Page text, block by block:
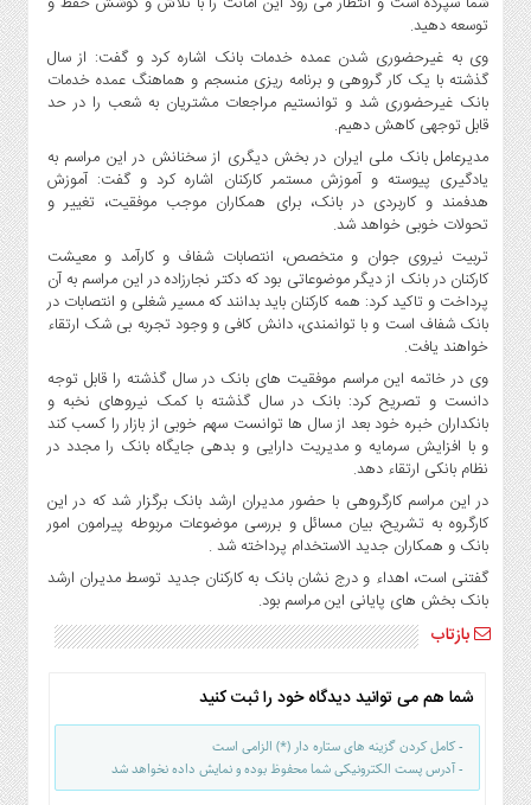
و
صنایع
غذایی
سیاسی
و
بین
الملل
نگاه
روز
گوناگون
توسعه دهید.
وی به غیرحضوری شدن عمده خدمات بانک اشاره کرد و گفت: از سال
گذشته با یک کار گروهی و برنامه ریزی منسجم و هماهنگ عمده خدمات
بانک غیرحضوری شد و توانستیم مراجعات مشتریان به شعب را در حد
قابل توجهی کاهش دهیم.
مدیرعامل بانک ملی ایران در بخش دیگری از سخنانش در این مراسم به
یادگیری پیوسته و آموزش مستمر کارکنان اشاره کرد و گفت: آموزش
هدفمند و کاربردی در بانک، برای همکاران موجب موفقیت، تغییر و
تحولات خوبی خواهد شد.
تربیت نیروی جوان و متخصص، انتصابات شفاف و کارآمد و معیشت
کارکنان در بانک از دیگر موضوعاتی بود که دکتر نجارزاده در این مراسم به آن
پرداخت و تاکید کرد: همه کارکنان باید بدانند که مسیر شغلی و انتصابات در
بانک شفاف است و با توانمندی، دانش کافی و وجود تجربه بی شک ارتقاء
خواهند یافت.
وی در خاتمه این مراسم موفقیت های بانک در سال گذشته را قابل توجه
دانست و تصریح کرد: بانک در سال گذشته با کمک نیروهای نخبه و
بانکداران خبره خود بعد از سال ها توانست سهم خوبی از بازار را کسب کند
و با افزایش سرمایه و مدیریت دارایی و بدهی جایگاه بانک را مجدد در
نظام بانکی ارتقاء دهد.
در این مراسم کارگروهی با حضور مدیران ارشد بانک برگزار شد که در این
کارگروه به تشریح، بیان مسائل و بررسی موضوعات مربوطه پیرامون امور
بانک و همکاران جدید الاستخدام پرداخته شد .
گفتنی است، اهداء و درج نشان بانک به کارکنان جدید توسط مدیران ارشد
بانک بخش های پایانی این مراسم بود.
بازتاب
شما هم می توانید دیدگاه خود را ثبت کنید
- کامل کردن گزینه های ستاره دار (*) الزامی است
- آدرس پست الکترونیکی شما محفوظ بوده و نمایش داده نخواهد شد